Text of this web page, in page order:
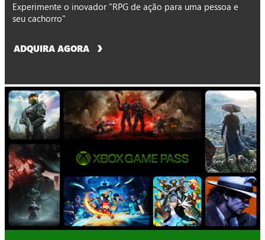
Experimente o inovador "RPG de ação para uma pessoa e
seu cachorro"
ADQUIRA AGORA